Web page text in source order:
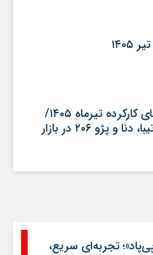
۱۴۰۵
در مناطق جنوبی شهر